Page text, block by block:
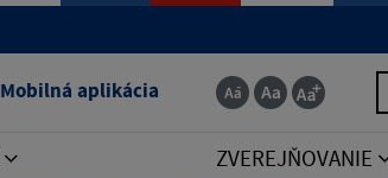
Mobilná aplikácia
ZVEREJŇOVANIE